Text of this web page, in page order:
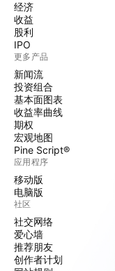
经济
收益
股利
IPO
更多产品
新闻流
投资组合
基本面图表
收益率曲线
期权
宏观地图
Pine Script®
应用程序
移动版
电脑版
社区
社交网络
爱心墙
推荐朋友
创作者计划